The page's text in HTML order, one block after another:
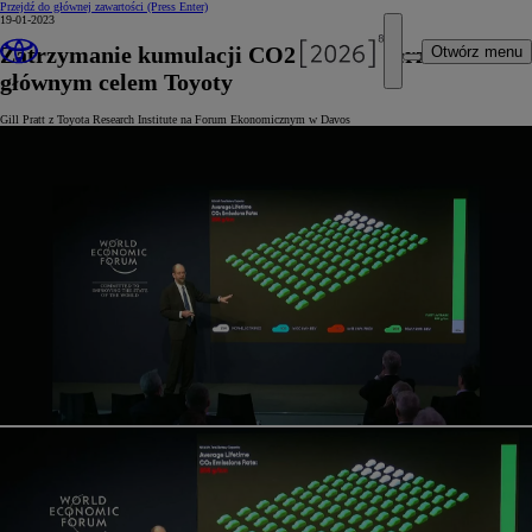
Przejdź do głównej zawartości (Press Enter)
Otwórz menu
19-01-2023
Zatrzymanie kumulacji CO2 w atmosferze –
głównym celem Toyoty
Gill Pratt z Toyota Research Institute na Forum Ekonomicznym w Davos